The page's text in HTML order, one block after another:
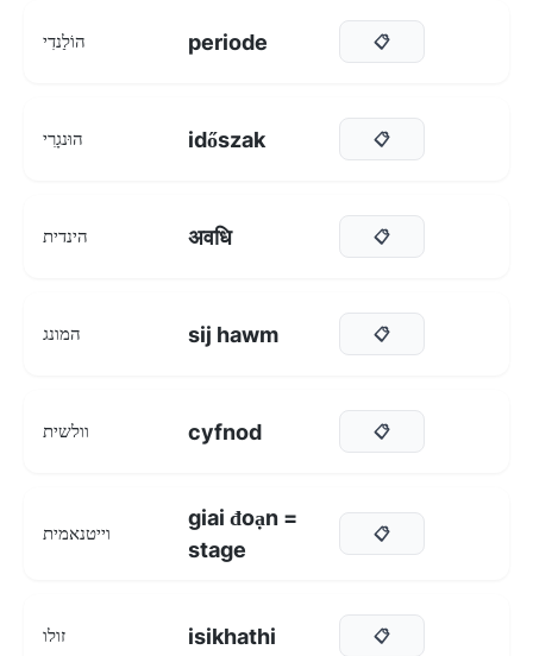
הוֹלַנדִי periode 📋
הוּנגָרִי időszak 📋
הינדית अवधि 📋
המונג sij hawm 📋
וולשית cyfnod 📋
וייטנאמית
giai đoạn =
stage
📋
זולו isikhathi 📋